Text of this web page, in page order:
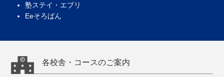
塾ステイ・エブリ
Eeそろばん
各校舎・コースのご案内